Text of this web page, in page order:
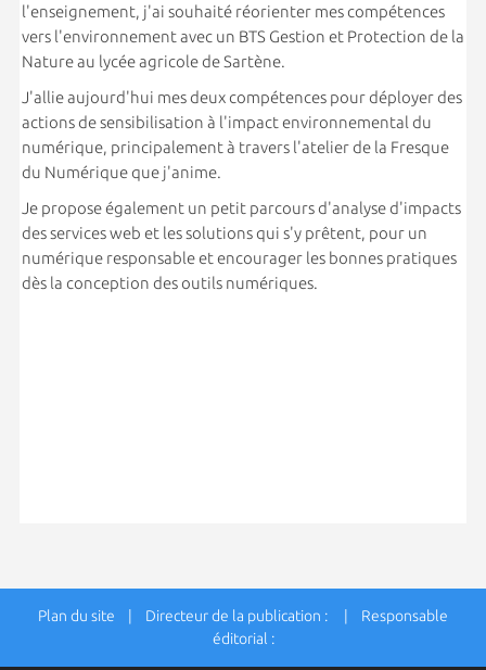
l'enseignement, j'ai souhaité réorienter mes compétences
vers l'environnement avec un BTS Gestion et Protection de la
Nature au lycée agricole de Sartène.
J'allie aujourd'hui mes deux compétences pour déployer des
actions de sensibilisation à l'impact environnemental du
numérique, principalement à travers l'atelier de la Fresque
du Numérique que j'anime.
Je propose également un petit parcours d'analyse d'impacts
des services web et les solutions qui s'y prêtent, pour un
numérique responsable et encourager les bonnes pratiques
dès la conception des outils numériques.
Plan du site | Directeur de la publication : | Responsable
éditorial :